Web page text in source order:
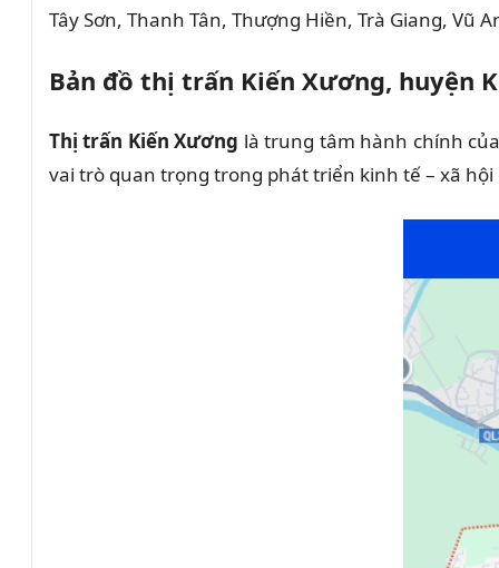
Tây Sơn, Thanh Tân, Thượng Hiền, Trà Giang, Vũ
Bản đồ thị trấn Kiến Xương, huyện
Thị trấn Kiến Xương là trung tâm hành chính
vai trò quan trọng trong phát triển kinh tế – xã hội